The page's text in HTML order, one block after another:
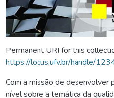
Permanent URI for this
https://locus.ufv.br/handle/
Com a missão de desenvolver
nível sobre a temática da